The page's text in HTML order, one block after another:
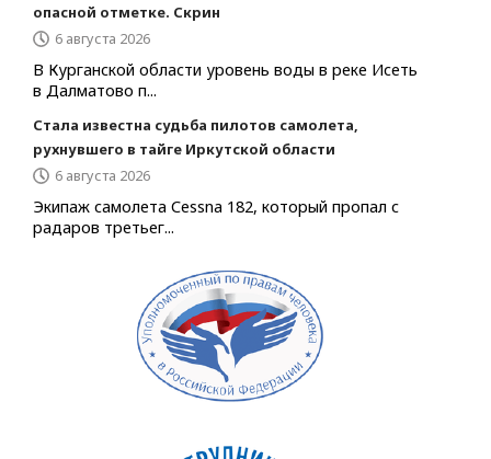
опасной отметке. Скрин
6 августа 2026
В Курганской области уровень воды в реке Исеть
в Далматово п...
Стала известна судьба пилотов самолета,
рухнувшего в тайге Иркутской области
6 августа 2026
Экипаж самолета Cessna 182, который пропал с
радаров третьег...